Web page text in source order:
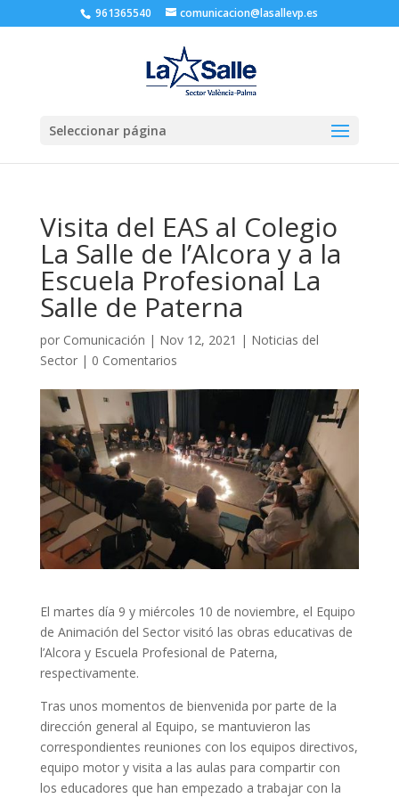
961365540 comunicacion@lasallevp.es
Seleccionar página
Visita del EAS al Colegio
La Salle de l’Alcora y a la
Escuela Profesional La
Salle de Paterna
por Comunicación | Nov 12, 2021 | Noticias del
Sector| 0 Comentarios
El martes día 9 y miércoles 10 de noviembre, el Equipo
de Animación del Sector visitó las obras educativas de
l’Alcora y Escuela Profesional de Paterna,
respectivamente.
Tras unos momentos de bienvenida por parte de la
dirección general al Equipo, se mantuvieron las
correspondientes reuniones con los equipos directivos,
equipo motor y visita a las aulas para compartir con
los educadores que han empezado a trabajar con la